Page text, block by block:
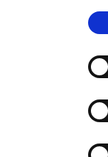
klicken.
gemeldet und haben
Informationen